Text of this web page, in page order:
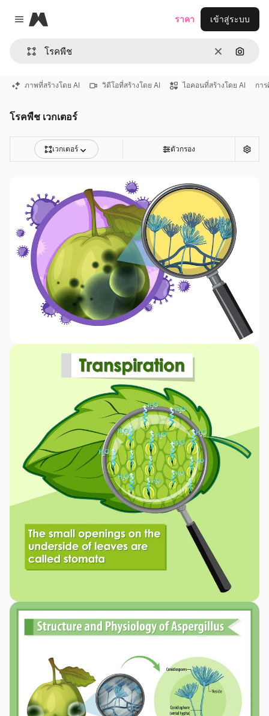
Close menu
Magnific
ชัดเจนค้นหา
ราคา เข้าสู่ระบบ
ภาพที่สร้างโดย AI วิดีโอที่สร้างโดย AI ไอคอนที่สร้างโดย AI กา
โรคพืช เวกเตอร์
เวกเตอร์ ตัวกรอง